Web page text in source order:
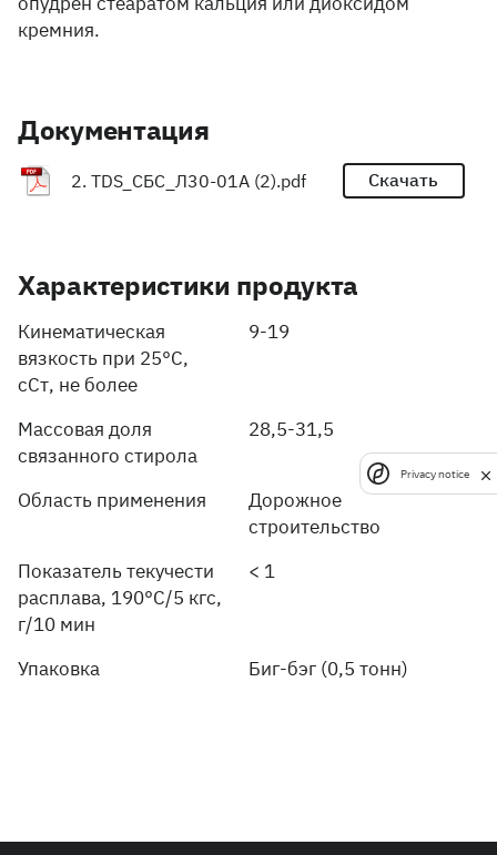
кремния.
Документация
2. TDS_СБС_Л30-01А (2).pdf Скачать
Характеристики продукта
Кинематическая
вязкость при 25°С,
сСт, не более
9-19
Массовая доля
связанного стирола
28,5-31,5
Область применения
Дорожное
строительство
Показатель текучести
расплава, 190°C/5 кгс,
г/10 мин
< 1
Упаковка Биг-бэг (0,5 тонн)
Privacy notice